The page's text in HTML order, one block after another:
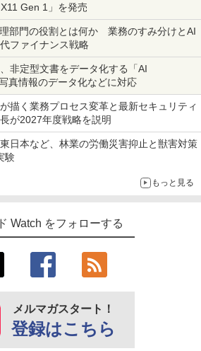
Gen 1」を発売
部門の役割とは何か 業務のすみ分けとAI
ファイナンス戦略
非定型文書をデータ化する「AI
真情報のデータ化などに対応
描く業務プロセス変革と最新セキュリティ
が2027年度戦略を説明
日本など、林業の労働災害抑止と獣害対策
験
もっと見る
Watch をフォローする
メルマガスタート！
登録はこちら